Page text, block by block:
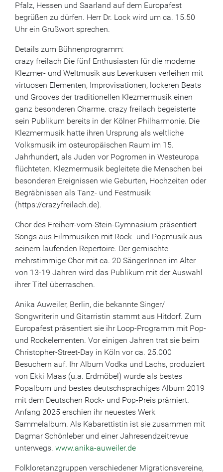
Pfalz, Hessen und Saarland auf dem Europafest
begrüßen zu dürfen. Herr Dr. Lock wird um ca. 15.50
Uhr ein Grußwort sprechen.
Details zum Bühnenprogramm:
crazy freilach Die fünf Enthusiasten für die moderne
Klezmer- und Weltmusik aus Leverkusen verleihen mit
virtuosen Elementen, Improvisationen, lockeren Beats
und Grooves der traditionellen Klezmermusik einen
ganz besonderen Charme. crazy freilach begeisterte
sein Publikum bereits in der Kölner Philharmonie. Die
Klezmermusik hatte ihren Ursprung als weltliche
Volksmusik im osteuropäischen Raum im 15.
Jahrhundert, als Juden vor Pogromen in Westeuropa
flüchteten. Klezmermusik begleitete die Menschen bei
besonderen Ereignissen wie Geburten, Hochzeiten oder
Begräbnissen als Tanz- und Festmusik
(https://crazyfreilach.de).
Chor des Freiherr-vom-Stein-Gymnasium präsentiert
Songs aus Filmmusiken mit Rock- und Popmusik aus
seinem laufenden Repertoire. Der gemischte
mehrstimmige Chor mit ca. 20 SängerInnen im Alter
von 13-19 Jahren wird das Publikum mit der Auswahl
ihrer Titel überraschen.
Anika Auweiler, Berlin, die bekannte Singer/
Songwriterin und Gitarristin stammt aus Hitdorf. Zum
Europafest präsentiert sie ihr Loop-Programm mit Pop-
und Rockelementen. Vor einigen Jahren trat sie beim
Christopher-Street-Day in Köln vor ca. 25.000
Besuchern auf. Ihr Album Vodka und Lachs, produziert
von Ekki Maas (u.a. Erdmöbel) wurde als bestes
Popalbum und bestes deutschsprachiges Album 2019
mit dem Deutschen Rock- und Pop-Preis prämiert.
Anfang 2025 erschien ihr neuestes Werk
Sammelalbum. Als Kabarettistin ist sie zusammen mit
Dagmar Schönleber und einer Jahresendzeitrevue
unterwegs. www.anika-auweiler.de
Folkloretanzgruppen verschiedener Migrationsvereine,